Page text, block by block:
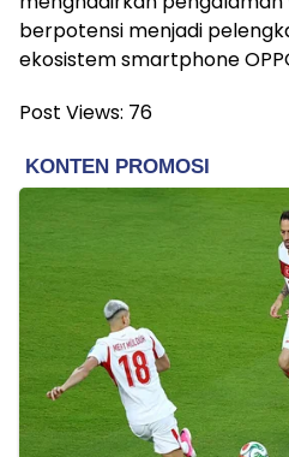
berpotensi menjadi
ekosistem smartphone
Post Views: 76